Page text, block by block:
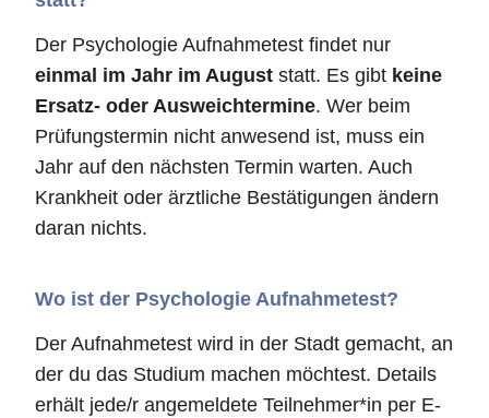
Der Psychologie Aufnahmetest findet nur
einmal im Jahr im August statt. Es gibt keine
Ersatz- oder Ausweichtermine. Wer beim
Prüfungstermin nicht anwesend ist, muss ein
Jahr auf den nächsten Termin warten. Auch
Krankheit oder ärztliche Bestätigungen ändern
daran nichts.
Wo ist der Psychologie Aufnahmetest?
Der Aufnahmetest wird in der Stadt gemacht, an
der du das Studium machen möchtest. Details
erhält jede/r angemeldete Teilnehmer*in per E-